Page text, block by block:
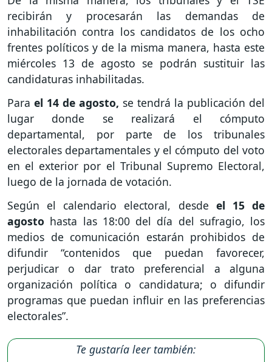
recibirán y procesarán las demandas de
inhabilitación contra los candidatos de los ocho
frentes políticos y de la misma manera, hasta este
miércoles 13 de agosto se podrán sustituir las
candidaturas inhabilitadas.
Para el 14 de agosto, se tendrá la publicación del
lugar donde se realizará el cómputo
departamental, por parte de los tribunales
electorales departamentales y el cómputo del voto
en el exterior por el Tribunal Supremo Electoral,
luego de la jornada de votación.
Según el calendario electoral, desde el 15 de
agosto hasta las 18:00 del día del sufragio, los
medios de comunicación estarán prohibidos de
difundir “contenidos que puedan favorecer,
perjudicar o dar trato preferencial a alguna
organización política o candidatura; o difundir
programas que puedan influir en las preferencias
electorales”.
Te gustaría leer también: